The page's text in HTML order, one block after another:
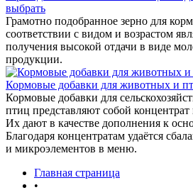
выбрать
Грамотно подобранное зерно для
соответствии с видом и возрастом
получения высокой отдачи в виде
продукции.
Кормовые добавки для животных и
Кормовые добавки для
птиц представляют собой
Их дают в качестве дополнения к
Благодаря концентратам удаётся
и микроэлементов в меню.
Главная страница
•